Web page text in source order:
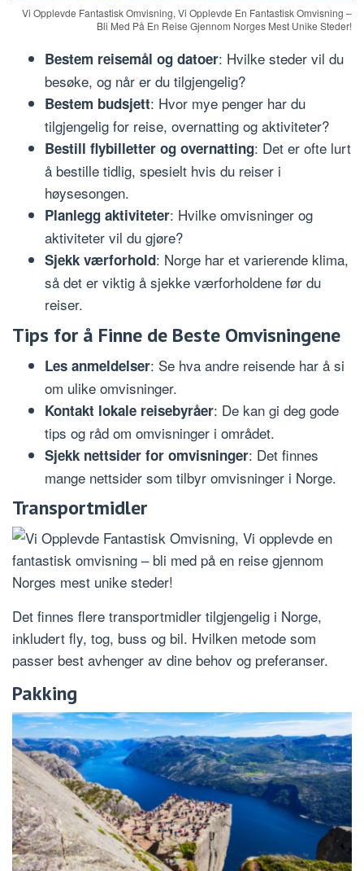
Vi Opplevde Fantastisk Omvisning, Vi Opplevde En Fantastisk Omvisning –
Bli Med På En Reise Gjennom Norges Mest Unike Steder!
Bestem reisemål og datoer: Hvilke steder vil du
besøke, og når er du tilgjengelig?
Bestem budsjett: Hvor mye penger har du
tilgjengelig for reise, overnatting og aktiviteter?
Bestill flybilletter og overnatting: Det er ofte lurt
å bestille tidlig, spesielt hvis du reiser i
høysesongen.
Planlegg aktiviteter: Hvilke omvisninger og
aktiviteter vil du gjøre?
Sjekk værforhold: Norge har et varierende klima,
så det er viktig å sjekke værforholdene før du
reiser.
Tips for å Finne de Beste Omvisningene
Les anmeldelser: Se hva andre reisende har å si
om ulike omvisninger.
Kontakt lokale reisebyråer: De kan gi deg gode
tips og råd om omvisninger i området.
Sjekk nettsider for omvisninger: Det finnes
mange nettsider som tilbyr omvisninger i Norge.
Transportmidler
Det finnes flere transportmidler tilgjengelig i Norge,
inkludert fly, tog, buss og bil. Hvilken metode som
passer best avhenger av dine behov og preferanser.
Pakking